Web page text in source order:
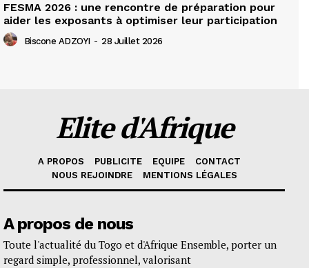
FESMA 2026 : une rencontre de préparation pour
aider les exposants à optimiser leur participation
Biscone ADZOYI - 28 Juillet 2026
Elite d'Afrique
A PROPOS PUBLICITE EQUIPE
CONTACT
NOUS REJOINDRE
MENTIONS LÉGALES
A propos de nous
Toute l'actualité du Togo et d'Afrique Ensemble, porter un
regard simple, professionnel, valorisant